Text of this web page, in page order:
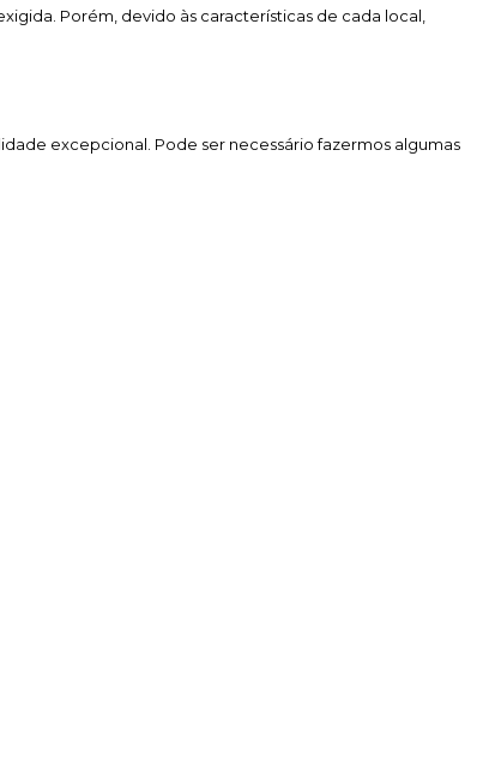
Porém, devido às características de cada local,
excepcional. Pode ser necessário fazermos algumas